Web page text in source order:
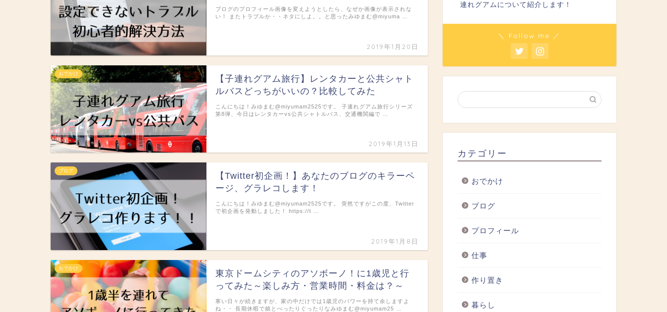
2019年1月20日
ブログのプロフィール画像を変えようとしたら、なぜか画像が表示されな
い！ またトラブルか・・ネタにしよ。。と思ったみゆまむ@miyuma …
おでかけ
【子連れグアム旅行】レンタカーと公共シャト
ルバスどっちがいいの？比較してみた
2019年1月13日
こんにちは！みゆまむ@miyumam2525です。 子連れグアム旅行シリーズ
第8弾、今日はレンタカーvs公共シャトルバス、交通機関編で …
ブログ
【Twitter初企画！】あなたのブログのキラーペ
ージ、グラレコします！
2019年1月8日
こんにちは！みゆまむ@miyumam2525です。 突然ですがこの度、Twitter
で初企画を発動しました！ https://t …
おでかけ
東京ドームシティのアソボーノ！に1歳児と行
ってみた～楽しみ方・営業時間・料金は？～
寒い日々が続きますが、家の中だけでは1歳児のパワーを持て余しますよ
ね・・ 長期休暇で娘とべったりぐったりなみゆまむ@miyumam25 …
連れグアムについて紹介します！
＼ Follow me ／
カテゴリー
おでかけ
ブログ
プロフィール
仕事
作り置き
暮らし